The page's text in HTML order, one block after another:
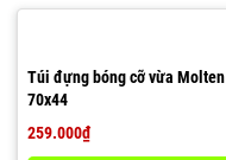
Túi đựng bóng cỡ vừa Molten
70x44
259.000₫